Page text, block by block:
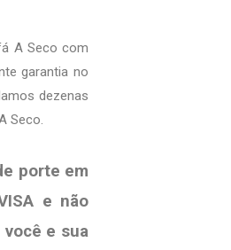
A Seco com
garantia no
dezenas
Seco.
porte em
e não
e sua